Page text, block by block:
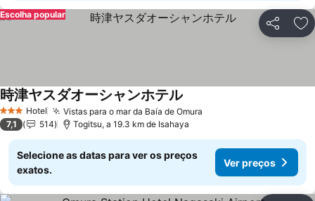
Partilhar
Escolha popular
3 EstrelasHotel Vistas para o mar da Baía de Omura
時津ヤスダオーシャンホテル
7,1 514 Togitsu, a 19.3 km de Isahaya
Selecione as datas para ver os preços
exatos.
Ver preços